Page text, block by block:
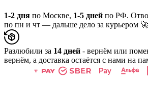
1-2 дня по Москве, 1-5 дней по РФ.
по пн и чт — дальше дело за курьером 🚀
Разлюбили за 14 дней - вернём или
вернём, а доставка остаётся с нами на